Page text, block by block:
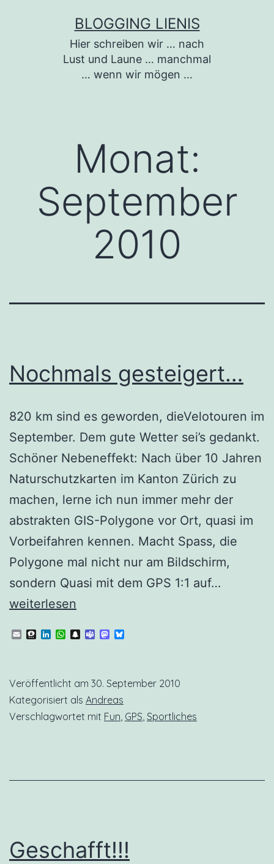
BLOGGING LIENIS
Hier schreiben wir … nach
Lust und Laune … manchmal
… wenn wir mögen …
Monat:
September
2010
Nochmals gesteigert…
820 km sind es geworden, dieVelotouren im
September. Dem gute Wetter sei’s gedankt.
Schöner Nebeneffekt: Nach über 10 Jahren
Naturschutzkarten im Kanton Zürich zu
machen, lerne ich nun immer mehr der
abstrakten GIS-Polygone vor Ort, quasi im
Vorbeifahren kennen. Macht Spass, die
Polygone mal nicht nur am Bildschirm,
sondern Quasi mit dem GPS 1:1 auf…
weiterlesen
EmailThreema
LinkedIn
WhatsApp
Snapchat
TeamsMastodon
Veröffentlicht am 30. September 2010
Kategorisiert als Andreas
Verschlagwortet mit Fun GPS Sportliches
Geschafft!!!